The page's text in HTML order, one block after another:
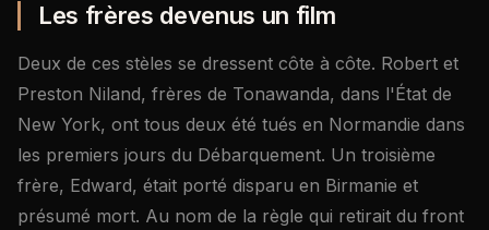
Les frères devenus un film
Deux de ces stèles se dressent côte à côte. Robert et
Preston Niland, frères de Tonawanda, dans l'État de
New York, ont tous deux été tués en Normandie dans
les premiers jours du Débarquement. Un troisième
frère, Edward, était porté disparu en Birmanie et
présumé mort. Au nom de la règle qui retirait du front